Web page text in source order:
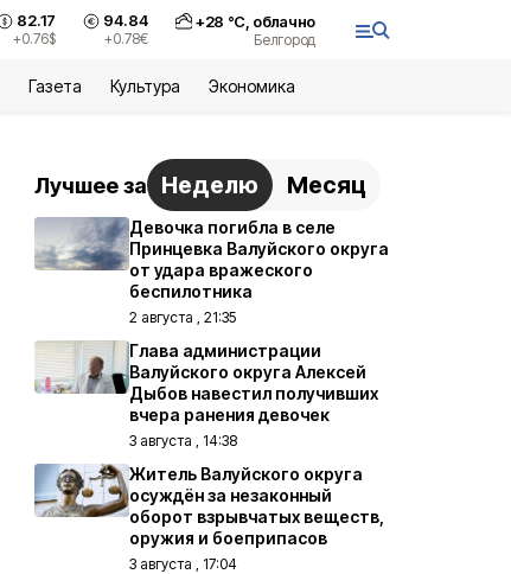
82.17
+0.76$
94.84
+0.78€
+28 °С, облачно
Белгород
Газета Культура Экономика
Лучшее за Неделю Месяц
Девочка погибла в селе
Принцевка Валуйского округа
от удара вражеского
беспилотника
2 августа , 21:35
Глава администрации
Валуйского округа Алексей
Дыбов навестил получивших
вчера ранения девочек
3 августа , 14:38
Житель Валуйского округа
осуждён за незаконный
оборот взрывчатых веществ,
оружия и боеприпасов
3 августа , 17:04